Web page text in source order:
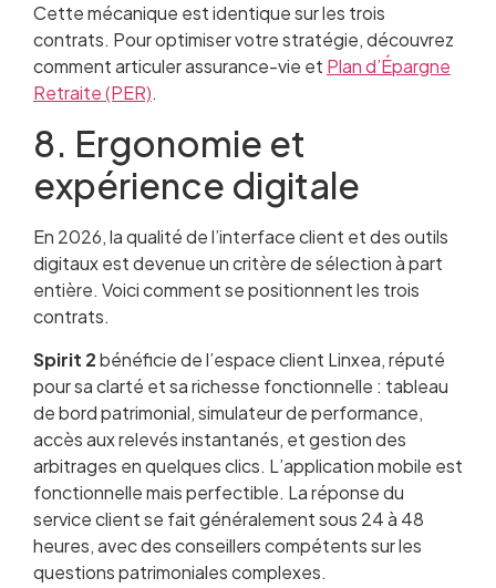
Cette mécanique est identique sur les trois
contrats. Pour optimiser votre stratégie, découvrez
comment articuler assurance-vie et Plan d’Épargne
Retraite (PER).
8. Ergonomie et
expérience digitale
En 2026, la qualité de l’interface client et des outils
digitaux est devenue un critère de sélection à part
entière. Voici comment se positionnent les trois
contrats.
Spirit 2bénéficie de l’espace client Linxea, réputé
pour sa clarté et sa richesse fonctionnelle : tableau
de bord patrimonial, simulateur de performance,
accès aux relevés instantanés, et gestion des
arbitrages en quelques clics. L’application mobile est
fonctionnelle mais perfectible. La réponse du
service client se fait généralement sous 24 à 48
heures, avec des conseillers compétents sur les
questions patrimoniales complexes.